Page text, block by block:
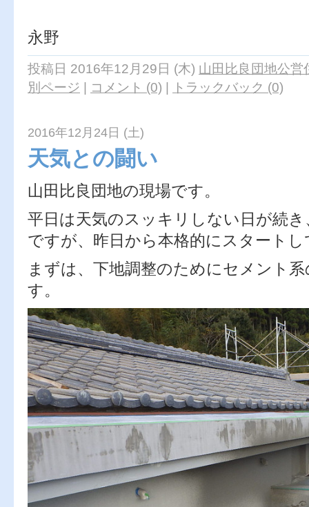
永野
投稿日 2016年12月29日 (木) 山田比良団地公営
別ページ | コメント (0) | トラックバック (0)
2016年12月24日 (土)
天気との闘い
山田比良団地の現場です。
平日は天気のスッキリしない日が続
ですが、昨日から本格的にスタート
まずは、下地調整のためにセメント
す。